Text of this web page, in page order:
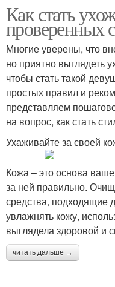
Как стать
проверенных
Многие уверены, что
но приятно выглядеть
чтобы стать такой
простых правил и
представляем
на вопрос, как стать
Ухаживайте за своей
Кожа – это основа
за ней правильно.
средства, подходящие
увлажнять кожу,
выглядела здоровой и
читать дальше →